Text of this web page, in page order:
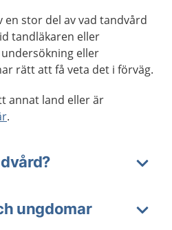
en stor del av vad tandvård
tandläkaren eller
eller
rätt att få veta det i förväg.
annat land eller är
.
ungdomar